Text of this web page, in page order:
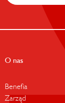
O nas
Benefia
Zarząd